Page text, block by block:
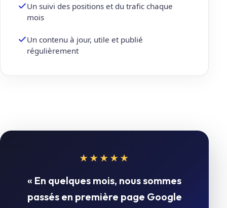
Un suivi des positions et du trafic chaque
mois
Un contenu à jour, utile et publié
régulièrement
★★★★★
« En quelques mois, nous sommes
passés en première page Google